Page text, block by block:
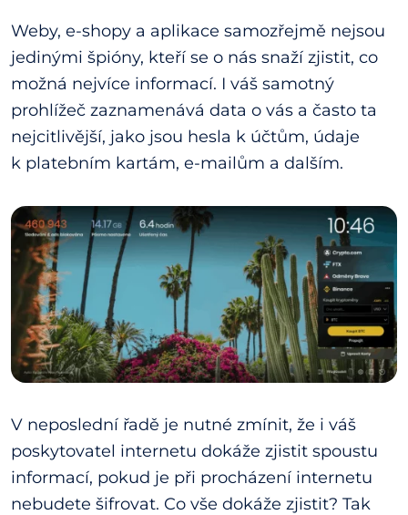
Weby, e-shopy a aplikace samozřejmě nejsou
jedinými špióny, kteří se o nás snaží zjistit, co
možná nejvíce informací. I váš samotný
prohlížeč zaznamenává data o vás a často ta
nejcitlivější, jako jsou hesla k účtům, údaje
k platebním kartám, e-mailům a dalším.
V neposlední řadě je nutné zmínit, že i váš
poskytovatel internetu dokáže zjistit spoustu
informací, pokud je při procházení internetu
nebudete šifrovat. Co vše dokáže zjistit? Tak